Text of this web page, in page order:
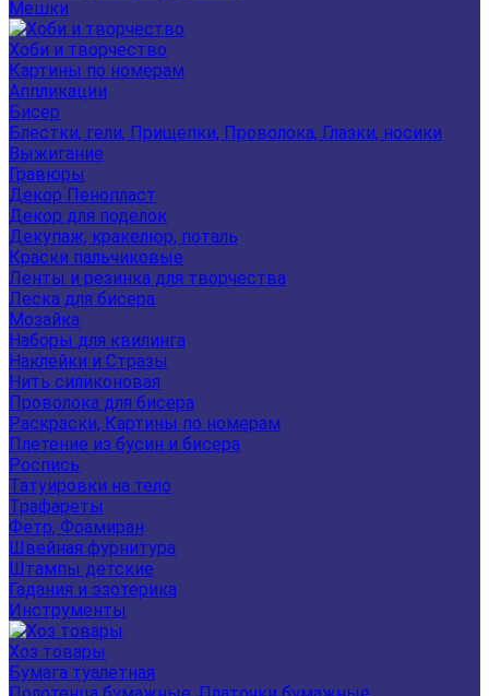
Мешки
Хоби и творчество
Картины по номерам
Аппликации
Бисер
Блестки, гели, Прищепки, Проволока, Глазки, носики
Выжигание
Гравюры
Декор Пенопласт
Декор для поделок
Декупаж, кракелюр, поталь
Краски пальчиковые
Ленты и резинка для творчества
Леска для бисера
Мозайка
Наборы для квилинга
Наклейки и Стразы
Нить силиконовая
Проволока для бисера
Раскраски, Картины по номерам
Плетение из бусин и бисера
Роспись
Татуировки на тело
Трафареты
Фетр, Фоамиран
Швейная фурнитура
Штампы детские
Гадания и эзотерика
Инструменты
Хоз товары
Бумага туалетная